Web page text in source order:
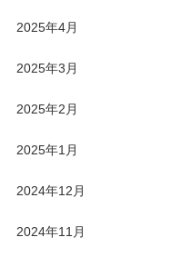
2025年4月
2025年3月
2025年2月
2025年1月
2024年12月
2024年11月